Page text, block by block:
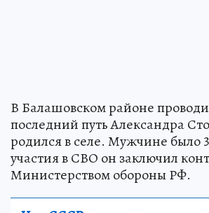
В Балашовском районе
последний путь Александра
родился в селе. Мужчине было
участия в СВО он заключил
Министерством обороны РФ.